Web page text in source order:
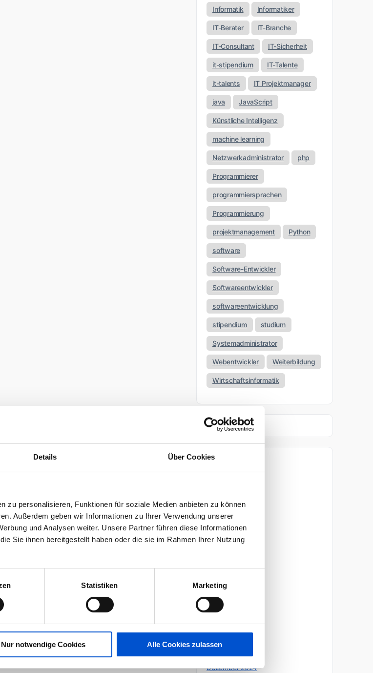
Details Über Cookies
zu personalisieren, Funktionen für soziale Medien anbieten zu können
Außerdem geben wir Informationen zu Ihrer Verwendung unserer
und Analysen weiter. Unsere Partner führen diese Informationen
Sie ihnen bereitgestellt haben oder die sie im Rahmen Ihrer Nutzung
Statistiken Marketing
Nur notwendige Cookies Alle Cookies zulassen
Informatik Informatiker
IT-Berater IT-Branche
IT-Consultant IT-Sicherheit
it-stipendium IT-Talente
it-talents IT Projektmanager
java JavaScript
Künstliche Intelligenz
machine learning
Netzwerkadministrator php
Programmierer
programmiersprachen
Programmierung
projektmanagement Python
software
Software-Entwickler
Softwareentwickler
softwareentwicklung
stipendium studium
Systemadministrator
Webentwickler Weiterbildung
Wirtschaftsinformatik
April 2026
März 2026
November 2025
Oktober 2025
Mai 2025
April 2025
März 2025
Dezember 2024